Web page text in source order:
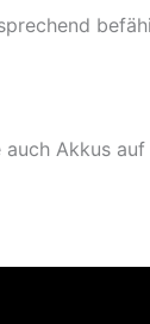
Akkus